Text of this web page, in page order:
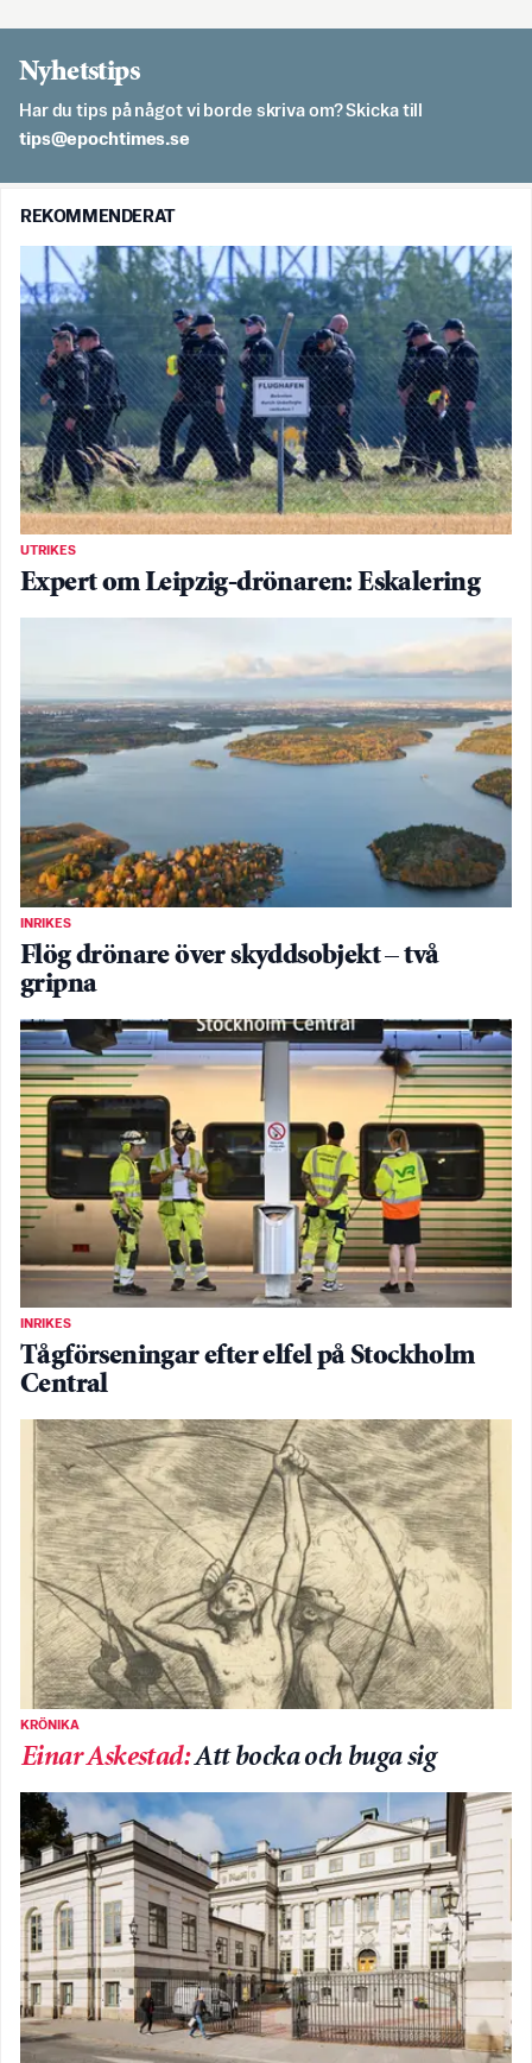
Nyhetstips
Har du tips på något vi borde skriva om? Skicka till
es.semithcope@spit
REKOMMENDERAT
UTRIKES
Expert om Leipzig-drönaren: Eskalering
INRIKES
Flög drönare över skyddsobjekt – två
gripna
INRIKES
Tågförseningar efter elfel på Stockholm
Central
KRÖNIKA
Einar Askestad:Att bocka och buga sig